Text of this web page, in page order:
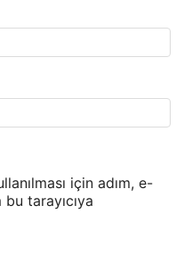
için adım, e-
tarayıcıya